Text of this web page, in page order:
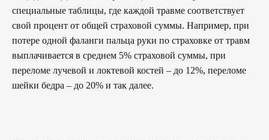
специальные таблицы, где каждой травме соответствует
свой процент от общей страховой суммы. Например, при
потере одной фаланги пальца руки по страховке от травм
выплачивается в среднем 5% страховой суммы, при
переломе лучевой и локтевой костей – до 12%, переломе
шейки бедра – до 20% и так далее.